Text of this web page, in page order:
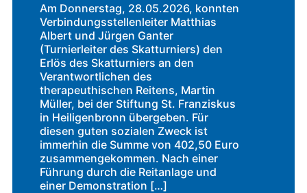
Am Donnerstag, 28.05.2026, konnten
Verbindungsstellenleiter Matthias
Albert und Jürgen Ganter
(Turnierleiter des Skatturniers) den
Erlös des Skatturniers an den
Verantwortlichen des
therapeuthischen Reitens, Martin
Müller, bei der Stiftung St. Franziskus
in Heiligenbronn übergeben. Für
diesen guten sozialen Zweck ist
immerhin die Summe von 402,50 Euro
zusammengekommen. Nach einer
Führung durch die Reitanlage und
einer Demonstration […]